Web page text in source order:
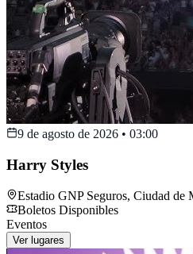
9 de agosto de 2026 • 03:00
Harry Styles
Estadio GNP Seguros, Ciudad de
Boletos Disponibles
Eventos
Ver lugares